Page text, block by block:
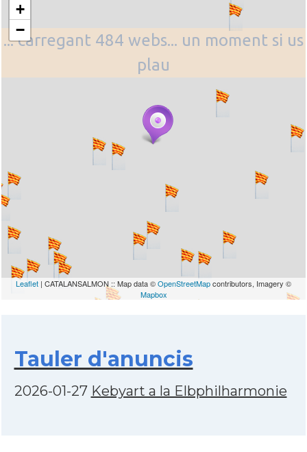
... carregant 484 webs... un moment si us
plau
+
−
Leaflet | CATALANSALMON :: Map data ©OpenStreetMapcontributors, Imagery ©
Mapbox
Tauler d'anuncis
2026-01-27 Kebyart a la Elbphilharmonie